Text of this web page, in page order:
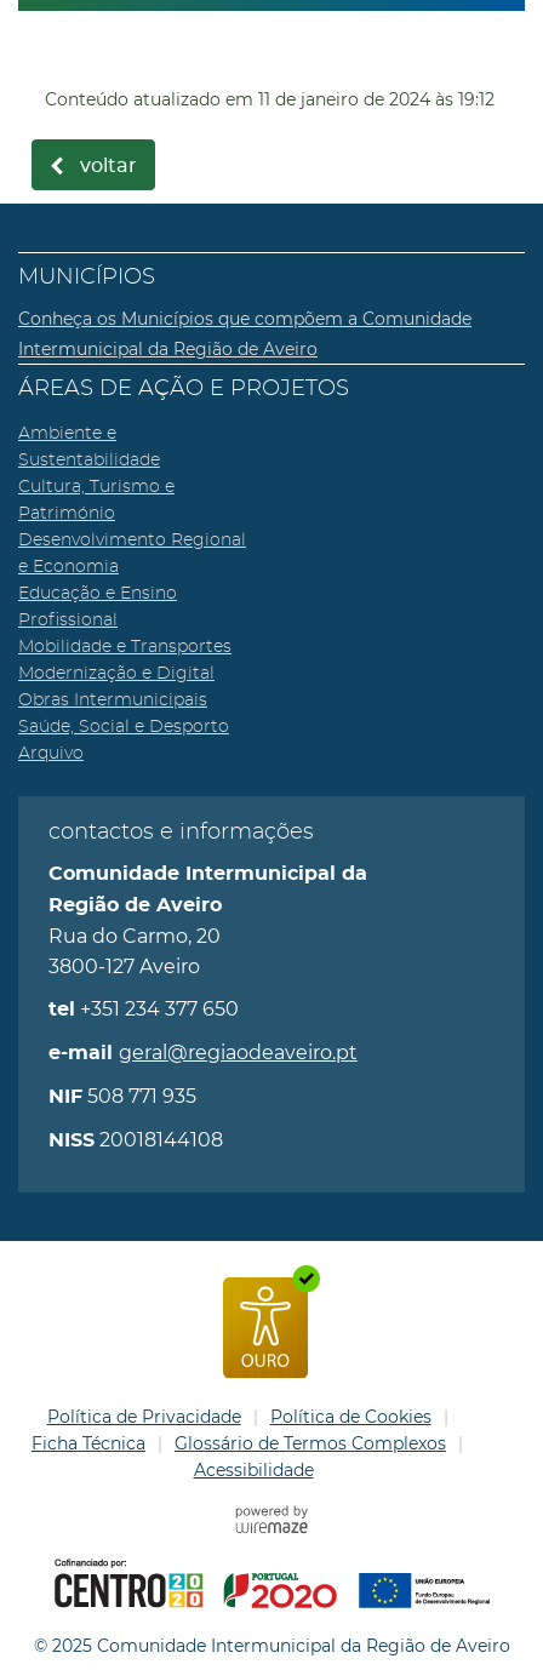
Conteúdo atualizado em 11 de janeiro de 2024 às 19:12
voltar
MUNICÍPIOS
Conheça os Municípios que compõem a Comunidade
Intermunicipal da Região de Aveiro
ÁREAS DE AÇÃO E PROJETOS
Ambiente e
Sustentabilidade
Cultura, Turismo e
Património
Desenvolvimento Regional
e Economia
Educação e Ensino
Profissional
Mobilidade e Transportes
Modernização e Digital
Obras Intermunicipais
Saúde, Social e Desporto
Arquivo
contactos e informações
Comunidade Intermunicipal da
Região de Aveiro
Rua do Carmo, 20
3800-127 Aveiro
tel +351 234 377 650
e-mail geral@regiaodeaveiro.pt
NIF 508 771 935
NISS 20018144108
Política de Privacidade
Política de Cookies
Ficha Técnica
Glossário de Termos Complexos
Acessibilidade
© 2025 Comunidade Intermunicipal da Região de Aveiro